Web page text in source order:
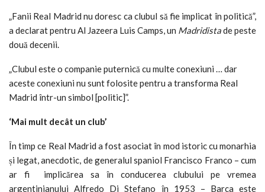
„Fanii Real Madrid nu doresc ca clubul să fie implicat în politică”,
a declarat pentru Al Jazeera Luis Camps, un Madridistade peste
două decenii.
„Clubul este o companie puternică cu multe conexiuni … dar
aceste conexiuni nu sunt folosite pentru a transforma Real
Madrid într-un simbol [politic]”.
‘Mai mult decât un club’
În timp ce Real Madrid a fost asociat în mod istoric cu monarhia
și legat, anecdotic, de generalul spaniol Francisco Franco – cum
ar fi implicărea sa în conducerea clubului pe vremea
argentinianului Alfredo Di Stefano în 1953 – Barca este